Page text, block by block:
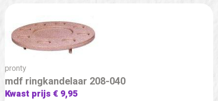
pronty
mdf ringkandelaar 208-040
Kwast prijs € 9,95